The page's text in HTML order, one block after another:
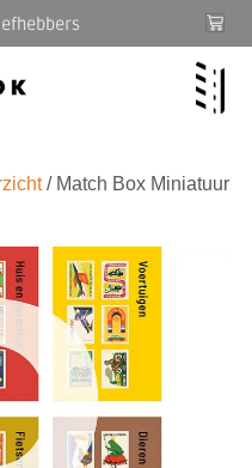
/ Match Box Miniatuur